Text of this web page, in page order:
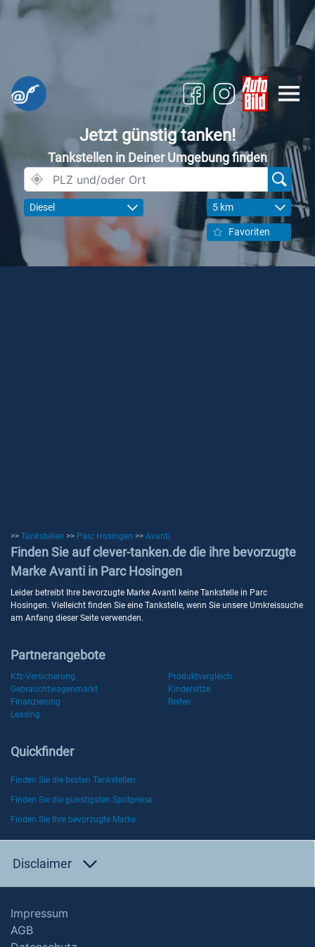
Jetzt günstig tanken!
Tankstellen in Deiner Umgebung finden
Diesel 5 km
Favoriten
>> Tankstellen >> Parc Hosingen >> Avanti
Finden Sie auf clever-tanken.de die ihre bevorzugte
Marke Avanti in Parc Hosingen
Leider betreibt Ihre bevorzugte Marke Avanti keine Tankstelle in Parc
Hosingen. Vielleicht finden Sie eine Tankstelle, wenn Sie unsere Umkreissuche
am Anfang dieser Seite verwenden.
Partnerangebote
Kfz-Versicherung
Produktvergleich
Gebrauchtwagenmarkt
Kindersitze
Finanzierung
Reifen
Leasing
Quickfinder
Finden Sie die besten Tankstellen
Finden Sie die günstigsten Spritpreise
Finden Sie Ihre bevorzugte Marke
Disclaimer
Impressum
AGB